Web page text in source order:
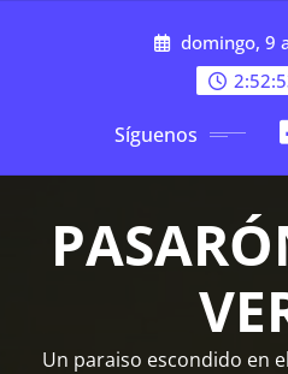
domingo, 9
Síguenos
Un paraiso escondido en